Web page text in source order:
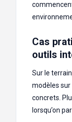
Cas
outils
Sur le
modèles sur
concrets.
lorsqu’on